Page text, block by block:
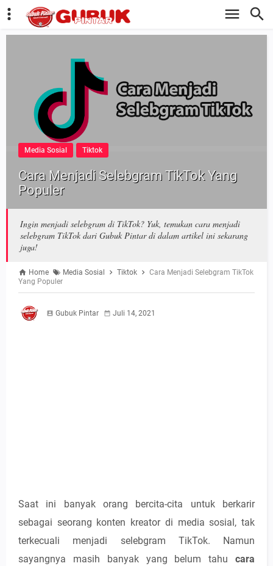
Media Sosial Tiktok
Cara Menjadi Selebgram TikTok Yang
Populer
Ingin menjadi selebgram di TikTok? Yuk, temukan cara menjadi
selebgram TikTok dari Gubuk Pintar di dalam artikel ini sekarang
juga!
Home Media Sosial Tiktok
Cara Menjadi Selebgram TikTok
Yang Populer
Gubuk Pintar Juli 14, 2021
Saat ini banyak orang bercita-cita untuk berkarir
sebagai seorang konten kreator di media sosial, tak
terkecuali menjadi selebgram TikTok. Namun
sayangnya masih banyak yang belum tahu cara